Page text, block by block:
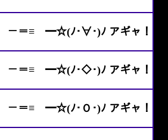
＝≡ ━☆(ﾉ･∀･)ﾉ アギャ！
＝≡ ━☆(ﾉ･◇･)ﾉ アギャ！
＝≡ ━☆(ﾉ･Ｏ･)ﾉ アギャ！